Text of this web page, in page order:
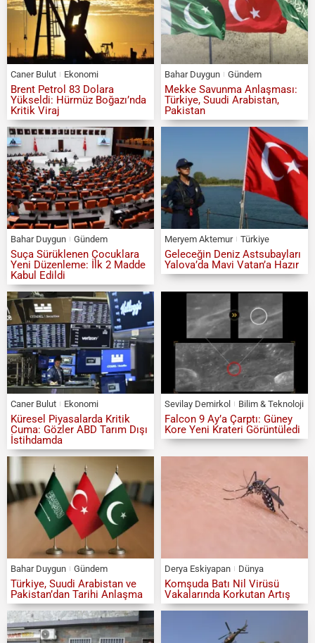
Caner Bulut Ekonomi
Brent Petrol 83 Dolara
Yükseldi: Hürmüz Boğazı’nda
Kritik Viraj
Bahar Duygun Gündem
Mekke Savunma Anlaşması:
Türkiye, Suudi Arabistan,
Pakistan
Bahar Duygun Gündem
Suça Sürüklenen Çocuklara
Yeni Düzenleme: İlk 2 Madde
Kabul Edildi
Meryem Aktemur Türkiye
Geleceğin Deniz Astsubayları
Yalova’da Mavi Vatan’a Hazır
Caner Bulut Ekonomi
Küresel Piyasalarda Kritik
Cuma: Gözler ABD Tarım Dışı
İstihdamda
Sevilay Demirkol Bilim & Teknoloji
Falcon 9 Ay’a Çarptı: Güney
Kore Yeni Krateri Görüntüledi
Bahar Duygun Gündem
Türkiye, Suudi Arabistan ve
Pakistan’dan Tarihi Anlaşma
Derya Eskiyapan Dünya
Komşuda Batı Nil Virüsü
Vakalarında Korkutan Artış